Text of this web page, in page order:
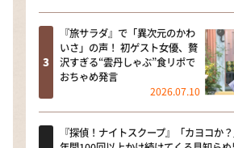
『旅サラダ』で「異次元のかわ
いさ」の声！ 初ゲスト女優、贅
沢すぎる“雲丹しゃぶ”食リポで
おちゃめ発言
2026.07.10
『探偵！ナイトスクープ』「カヨコか